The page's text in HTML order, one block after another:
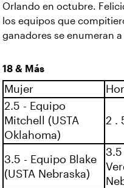
Orlando en octubre.
los equipos que
ganadores se enumeran
18 & Más
Mujer
2.5 - Equipo
Mitchell (USTA
Oklahoma)
2 .
3.5 - Equipo Blake
(USTA Nebraska)
3.5